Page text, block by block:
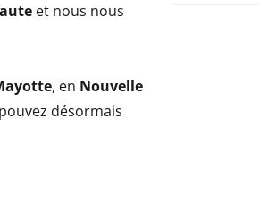
et nous nous
, en Nouvelle
désormais